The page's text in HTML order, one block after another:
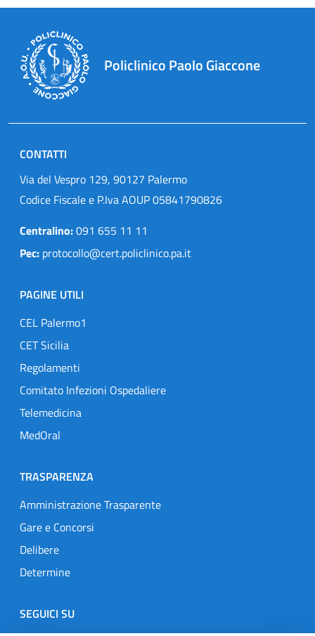
Policlinico Paolo Giaccone
CONTATTI
Via del Vespro 129, 90127 Palermo
Codice Fiscale e P.Iva AOUP 05841790826
Centralino:091 655 11 11
Pec: protocollo@cert.policlinico.pa.it
PAGINE UTILI
CEL Palermo1
CET Sicilia
Regolamenti
Comitato Infezioni Ospedaliere
Telemedicina
MedOral
TRASPARENZA
Amministrazione Trasparente
Gare e Concorsi
Delibere
Determine
SEGUICI SU